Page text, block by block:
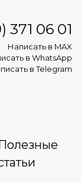
371 06 01
Написать в MAX
в WhatsApp
в Telegram